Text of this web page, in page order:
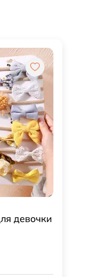
девочки